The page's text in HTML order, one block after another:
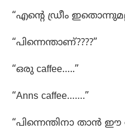
“എന്റെ ഡ്രീം
“പിന്നെന്താണ്????”
“ഒരു caffee…..”
“Anns caffee…….”
“പിന്നെന്തിനാ താൻ